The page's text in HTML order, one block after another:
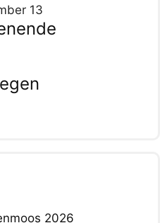
13
2026